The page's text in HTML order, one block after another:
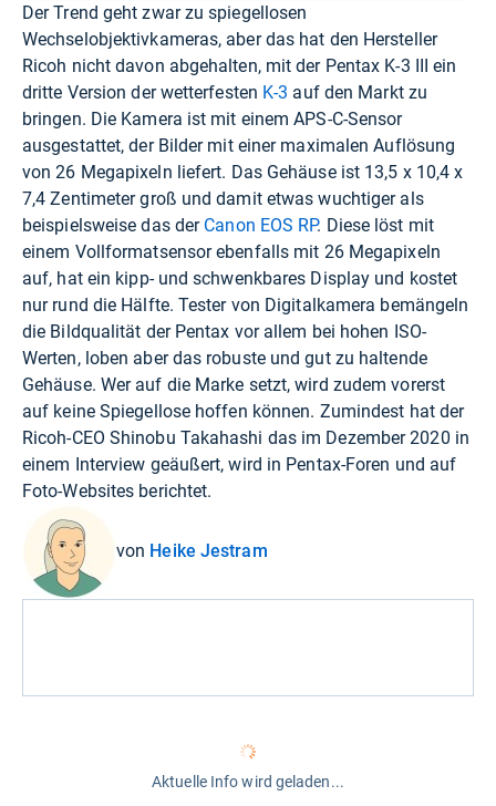
Der Trend geht zwar zu spiegellosen
Wechselobjektivkameras, aber das hat den Hersteller
Ricoh nicht davon abgehalten, mit der Pentax K-3 III ein
dritte Version der wetterfesten K-3 auf den Markt zu
bringen. Die Kamera ist mit einem APS-C-Sensor
ausgestattet, der Bilder mit einer maximalen Auflösung
von 26 Megapixeln liefert. Das Gehäuse ist 13,5 x 10,4 x
7,4 Zentimeter groß und damit etwas wuchtiger als
beispielsweise das der Canon EOS RP. Diese löst mit
einem Vollformatsensor ebenfalls mit 26 Megapixeln
auf, hat ein kipp- und schwenkbares Display und kostet
nur rund die Hälfte. Tester von Digitalkamera bemängeln
die Bildqualität der Pentax vor allem bei hohen ISO-
Werten, loben aber das robuste und gut zu haltende
Gehäuse. Wer auf die Marke setzt, wird zudem vorerst
auf keine Spiegellose hoffen können. Zumindest hat der
Ricoh-CEO Shinobu Takahashi das im Dezember 2020 in
einem Interview geäußert, wird in Pentax-Foren und auf
Foto-Websites berichtet.
von Heike Jestram
Aktuelle Info wird geladen...